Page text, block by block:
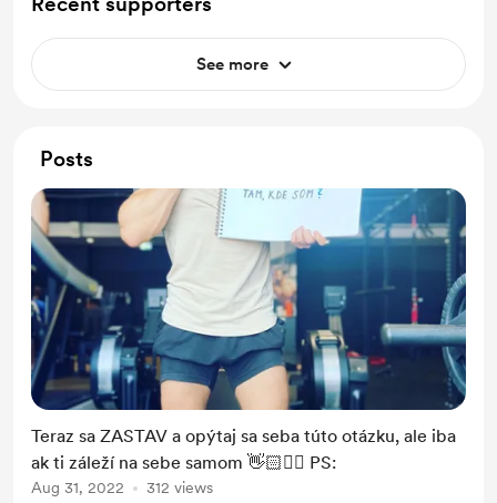
See more
Posts
Teraz sa ZASTAV a opýtaj sa seba túto otázku, ale iba
ak ti záleží na sebe samom 👋🏻✌🏻 PS:
Aug 31, 2022 312 views